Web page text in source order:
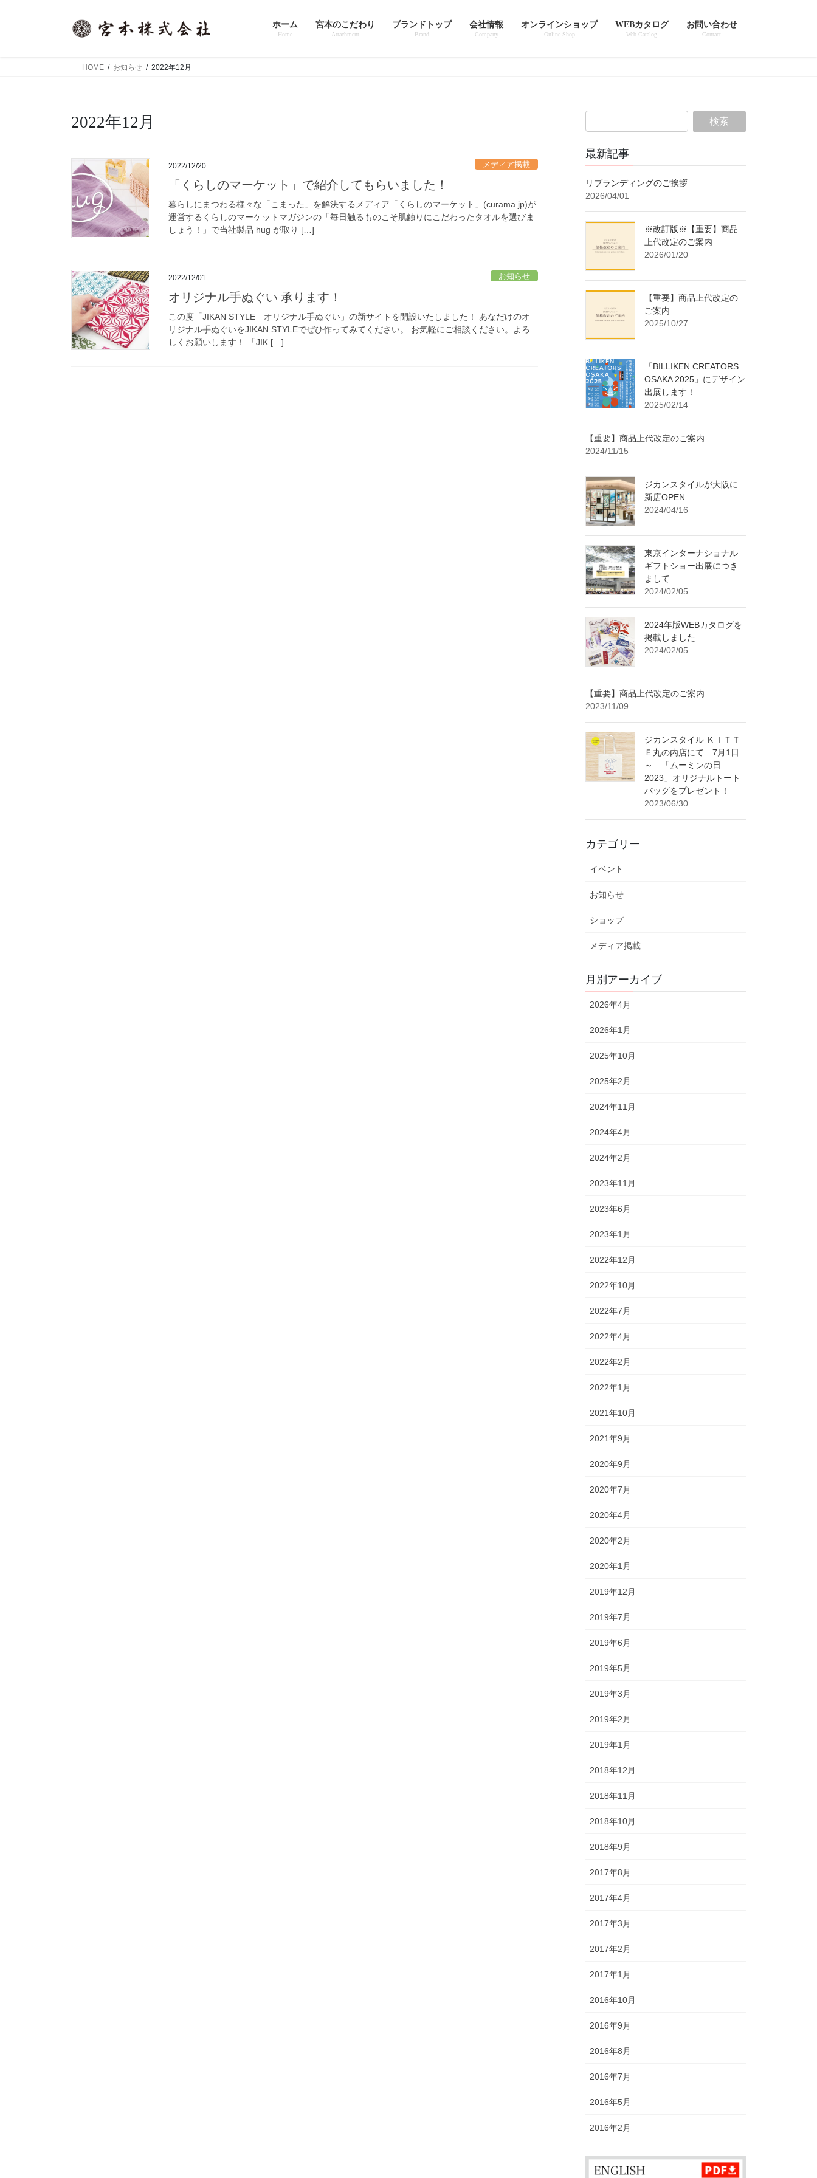
ホーム
Home
宮本のこだわり
Attachment
ブランドトップ
Brand
会社情報
Company
オンラインショップ
Online Shop
WEBカタログ
Web Catalog
お問い合わせ
Contact
HOME お知らせ 2022年12月
2022年12月
2022/12/20 メディア掲載
「くらしのマーケット」で紹介してもらいました！
暮らしにまつわる様々な「こまった」を解決するメディア「くらしのマーケット」(curama.jp)が
運営するくらしのマーケットマガジンの「毎日触るものこそ肌触りにこだわったタオルを選びま
しょう！」で当社製品 hug が取り […]
2022/12/01 お知らせ
オリジナル手ぬぐい 承ります！
この度「JIKAN STYLE オリジナル手ぬぐい」の新サイトを開設いたしました！ あなだけのオ
リジナル手ぬぐいをJIKAN STYLEでぜひ作ってみてください。 お気軽にご相談ください。よろ
しくお願いします！ 「JIK […]
最新記事
リブランディングのご挨拶
2026/04/01
※改訂版※【重要】商品
上代改定のご案内
2026/01/20
【重要】商品上代改定の
ご案内
2025/10/27
「BILLIKEN CREATORS
OSAKA 2025」にデザイン
出展します！
2025/02/14
【重要】商品上代改定のご案内
2024/11/15
ジカンスタイルが大阪に
新店OPEN
2024/04/16
東京インターナショナル
ギフトショー出展につき
まして
2024/02/05
2024年版WEBカタログを
掲載しました
2024/02/05
【重要】商品上代改定のご案内
2023/11/09
ジカンスタイル ＫＩＴＴ
Ｅ丸の内店にて 7月1日
～ 「ムーミンの日
2023」オリジナルトート
バッグをプレゼント！
2023/06/30
カテゴリー
イベント
お知らせ
ショップ
メディア掲載
月別アーカイブ
2026年4月
2026年1月
2025年10月
2025年2月
2024年11月
2024年4月
2024年2月
2023年11月
2023年6月
2023年1月
2022年12月
2022年10月
2022年7月
2022年4月
2022年2月
2022年1月
2021年10月
2021年9月
2020年9月
2020年7月
2020年4月
2020年2月
2020年1月
2019年12月
2019年7月
2019年6月
2019年5月
2019年3月
2019年2月
2019年1月
2018年12月
2018年11月
2018年10月
2018年9月
2017年8月
2017年4月
2017年3月
2017年2月
2017年1月
2016年10月
2016年9月
2016年8月
2016年7月
2016年5月
2016年2月